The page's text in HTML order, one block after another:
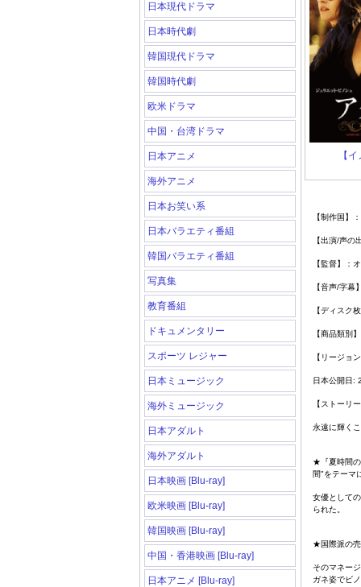
日本現代ドラマ
日本時代劇
韓国現代ドラマ
韓国時代劇
欧米ドラマ
中国・台湾ドラマ
日本アニメ
海外アニメ
日本お笑い系
日本バラエティ番組
韓国バラエティ番組
写真集
教育番組
ドキュメンタリー
スポーツ レジャー
日本ミュージック
海外ミュージック
日本アダルト
海外アダルト
日本映画 [Blu-ray]
欧米映画 [Blu-ray]
韓国映画 [Blu-ray]
中国・香港映画 [Blu-ray]
日本アニメ [Blu-ray]
【
【制作国】
【出演/声の
【監督】：
【音声/字幕
【ディスク
【商品類別
【リージョ
日本公開日:
【ストーリ
永遠に輝く
★『夏時間
間"をテーマ
女優として
られた。
★国際派の売
そのマネー
ガネ姿でビ